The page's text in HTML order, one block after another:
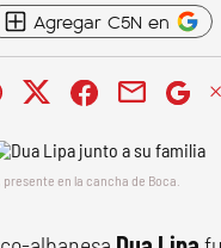
Agregar C5N en
en la cancha de Boca.